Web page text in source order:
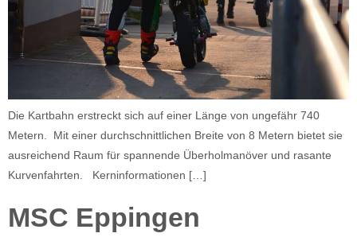
Die Kartbahn erstreckt sich auf einer Länge von ungefähr 740
Metern. Mit einer durchschnittlichen Breite von 8 Metern bietet sie
ausreichend Raum für spannende Überholmanöver und rasante
Kurvenfahrten. Kerninformationen […]
MSC Eppingen